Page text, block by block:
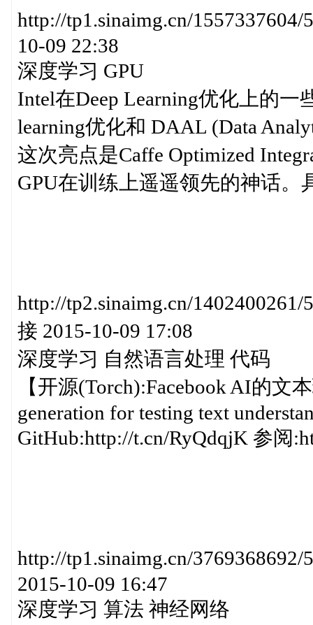
http://tp1.sinaimg.cn/
10-09 22:38
深度学习 GPU
Intel在Deep Learning优化上的一
learning优化和 DAAL (Data
这次亮点是Caffe Optimized
GPU在训练上遥遥领先的神话。
http://tp2.sinaimg.cn/
接 2015-10-09 17:08
深度学习 自然语言处理 代码
【开源(Torch):Facebook AI的文
generation for testing text
GitHub:http://t.cn/RyQdqjK 参阅
http://tp1.sinaimg.cn/
2015-10-09 16:47
深度学习 算法 神经网络